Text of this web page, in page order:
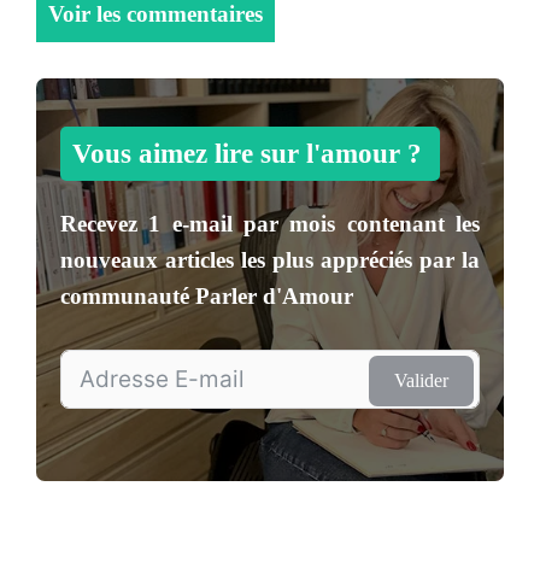
Voir les commentaires
Vous aimez lire sur l'amour ?
Recevez1 e-mail par mois contenant les
nouveaux articles les plus appréciés par la
communautéParler d'Amour
Valider